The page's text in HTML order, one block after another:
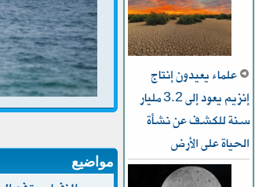
علماء يعيدون إنتاج
إنزيم يعود إلى 3.2 مليار
سنة للكشف عن نشأة
الحياة على الأرض
مواضيع